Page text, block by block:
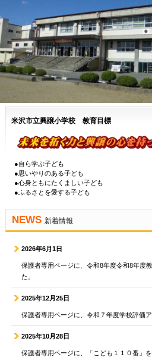
米沢市立興譲小学校 教育目標
●自ら学ぶ子ども
●思いやりのある子ども
●心身ともにたくましい子ども
●ふるさとを愛する子ども
NEWS 新着情報
2026年6月1日
保護者専用ページに、令和8年度令和8年度
た。
2025年12月25日
保護者専用ページに、令和７年度学校評価
2025年10月28日
保護者専用ページに、「こども１１０番」を